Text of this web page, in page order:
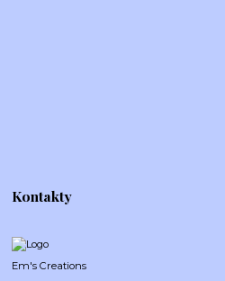
Kontakty
Em's Creations